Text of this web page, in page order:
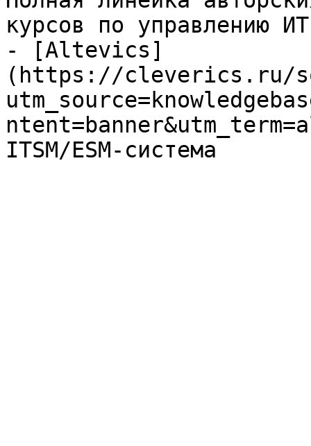
курсов по управлению ИТ
- [Altevics]
(https://cleverics.ru/
ITSM/ESM-система